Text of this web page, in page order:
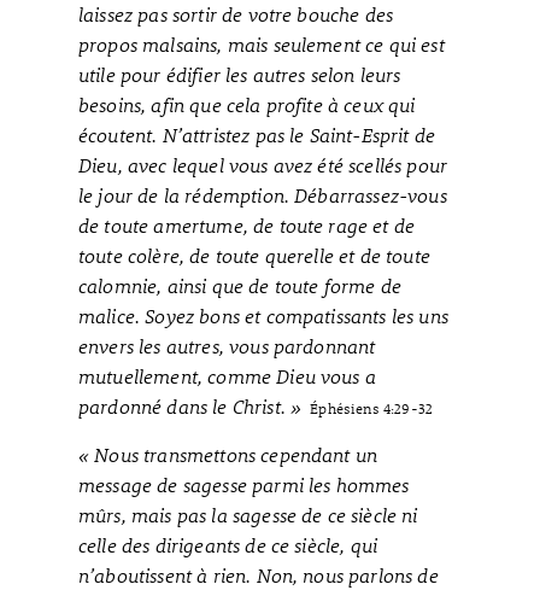
laissez pas sortir de votre bouche des
propos malsains, mais seulement ce qui est
utile pour édifier les autres selon leurs
besoins, afin que cela profite à ceux qui
écoutent. N’attristez pas le Saint-Esprit de
Dieu, avec lequel vous avez été scellés pour
le jour de la rédemption. Débarrassez-vous
de toute amertume, de toute rage et de
toute colère, de toute querelle et de toute
calomnie, ainsi que de toute forme de
malice. Soyez bons et compatissants les uns
envers les autres, vous pardonnant
mutuellement, comme Dieu vous a
pardonné dans le Christ. » Éphésiens 4:29-32
« Nous transmettons cependant un
message de sagesse parmi les hommes
mûrs, mais pas la sagesse de ce siècle ni
celle des dirigeants de ce siècle, qui
n’aboutissent à rien. Non, nous parlons de